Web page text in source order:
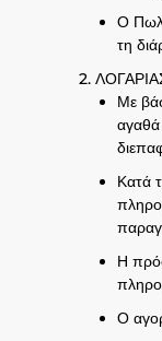
Ο
τη
Με
αγαθά
Κατά
Η
Ο